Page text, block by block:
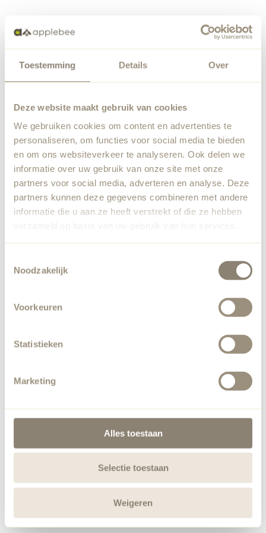
Toestemming Details Over
Deze website maakt gebruik van cookies
We gebruiken cookies om content en advertenties te
personaliseren, om functies voor social media te bieden
en om ons websiteverkeer te analyseren. Ook delen we
informatie over uw gebruik van onze site met onze
partners voor social media, adverteren en analyse. Deze
partners kunnen deze gegevens combineren met andere
informatie die u aan ze heeft verstrekt of die ze hebben
verzameld op basis van uw gebruik van hun services.
Noodzakelijk
Voorkeuren
Statistieken
Marketing
Alles toestaan
Selectie toestaan
Weigeren
-side exception has occurred while
loadingapplebee.nl
for more